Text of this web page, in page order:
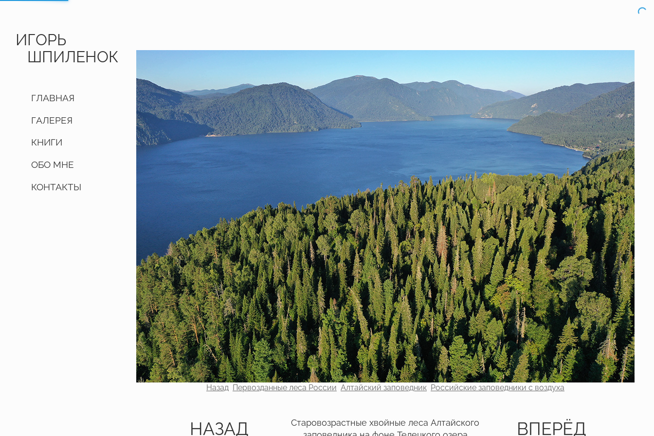
ИГОРЬ
ШПИЛЕНОК
ГЛАВНАЯ
ГАЛЕРЕЯ
КНИГИ
ОБО МНЕ
КОНТАКТЫ
Назад Первозданные леса России Алтайский заповедник Российские заповедники с воздуха
НАЗАД
Старовозрастные хвойные леса Алтайского
ВПЕРЁД